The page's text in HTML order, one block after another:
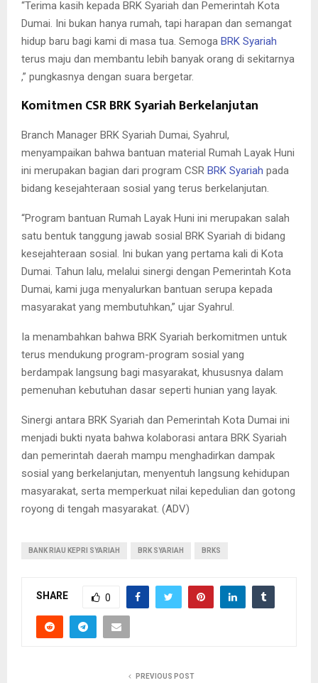
“Terima kasih kepada BRK Syariah dan Pemerintah Kota
Dumai. Ini bukan hanya rumah, tapi harapan dan semangat
hidup baru bagi kami di masa tua. Semoga BRK Syariah
terus maju dan membantu lebih banyak orang di sekitarnya
,” pungkasnya dengan suara bergetar.
Komitmen CSR BRK Syariah Berkelanjutan
Branch Manager BRK Syariah Dumai, Syahrul,
menyampaikan bahwa bantuan material Rumah Layak Huni
ini merupakan bagian dari program CSR BRK Syariah pada
bidang kesejahteraan sosial yang terus berkelanjutan.
“Program bantuan Rumah Layak Huni ini merupakan salah
satu bentuk tanggung jawab sosial BRK Syariah di bidang
kesejahteraan sosial. Ini bukan yang pertama kali di Kota
Dumai. Tahun lalu, melalui sinergi dengan Pemerintah Kota
Dumai, kami juga menyalurkan bantuan serupa kepada
masyarakat yang membutuhkan,” ujar Syahrul.
Ia menambahkan bahwa BRK Syariah berkomitmen untuk
terus mendukung program-program sosial yang
berdampak langsung bagi masyarakat, khususnya dalam
pemenuhan kebutuhan dasar seperti hunian yang layak.
Sinergi antara BRK Syariah dan Pemerintah Kota Dumai ini
menjadi bukti nyata bahwa kolaborasi antara BRK Syariah
dan pemerintah daerah mampu menghadirkan dampak
sosial yang berkelanjutan, menyentuh langsung kehidupan
masyarakat, serta memperkuat nilai kepedulian dan gotong
royong di tengah masyarakat. (ADV)
BANK RIAU KEPRI SYARIAH BRK SYARIAH BRKS
SHARE 0
PREVIOUS POST